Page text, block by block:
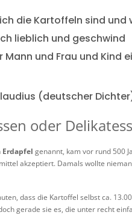
die Kartoffeln sind und
lieblich und geschwind
Mann und Frau und Kind
(deutscher
oder
Erdapfel genannt, kam vor rund 500
akzeptiert. Damals wollte
dass die Kartoffel selbst ca.
gerade sie es, die unter recht